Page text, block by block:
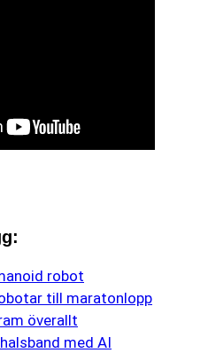
robot
till maratonlopp
överallt
med AI